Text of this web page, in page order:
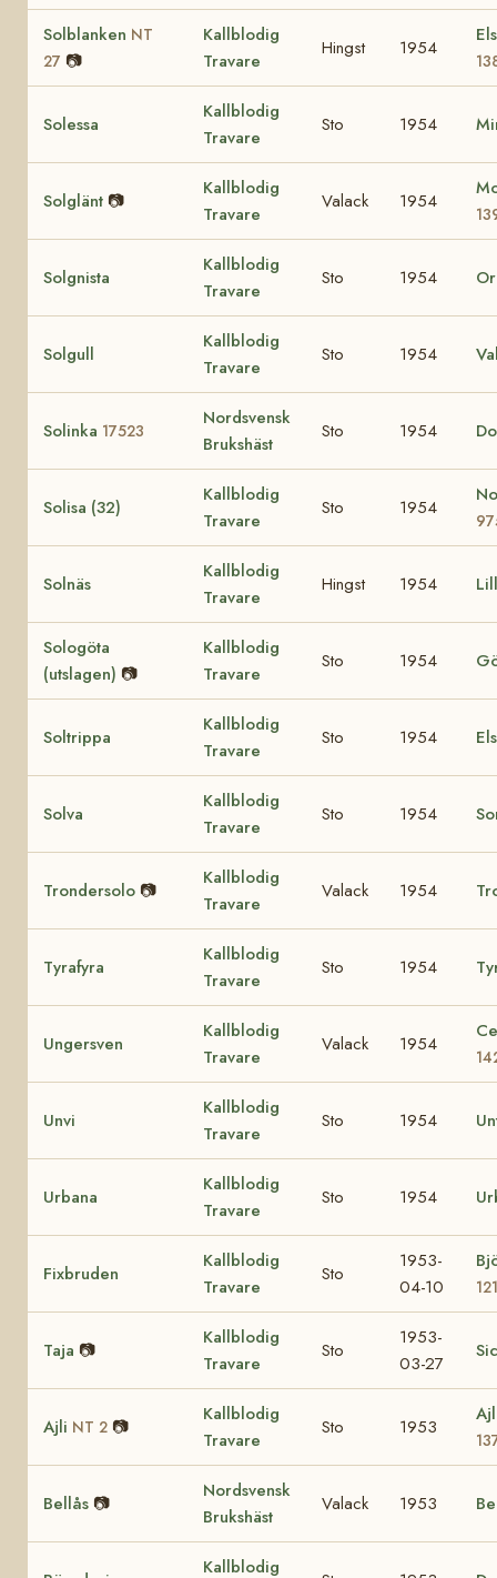
Solblanken NT
27 📷
Kallblodig
Travare
Hingst 1954
Solessa
Kallblodig
Travare
Sto 1954
Solglänt 📷
Kallblodig
Travare
Valack 1954
Solgnista
Kallblodig
Travare
Sto 1954
Solgull
Kallblodig
Travare
Sto 1954
Solinka 17523
Nordsvensk
Brukshäst
Sto 1954
Solisa (32)
Kallblodig
Travare
Sto 1954
Solnäs
Kallblodig
Travare
Hingst 1954
Sologöta
(utslagen) 📷
Kallblodig
Travare
Sto 1954
Soltrippa
Kallblodig
Travare
Sto 1954
Solva
Kallblodig
Travare
Sto 1954
Trondersolo 📷
Kallblodig
Travare
Valack 1954
Tyrafyra
Kallblodig
Travare
Sto 1954
Ungersven
Kallblodig
Travare
Valack 1954
Unvi
Kallblodig
Travare
Sto 1954
Urbana
Kallblodig
Travare
Sto 1954
Fixbruden
Kallblodig
Travare
Sto
1953-
04-10
Taja 📷
Kallblodig
Travare
Sto
1953-
03-27
Ajli NT 2 📷
Kallblodig
Travare
Sto 1953
Bellås 📷
Nordsvensk
Brukshäst
Valack 1953
Kallblodig